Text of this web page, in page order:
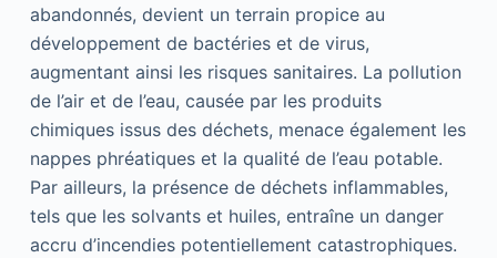
abandonnés, devient un terrain propice au
développement de bactéries et de virus,
augmentant ainsi les risques sanitaires. La pollution
de l’air et de l’eau, causée par les produits
chimiques issus des déchets, menace également les
nappes phréatiques et la qualité de l’eau potable.
Par ailleurs, la présence de déchets inflammables,
tels que les solvants et huiles, entraîne un danger
accru d’incendies potentiellement catastrophiques.